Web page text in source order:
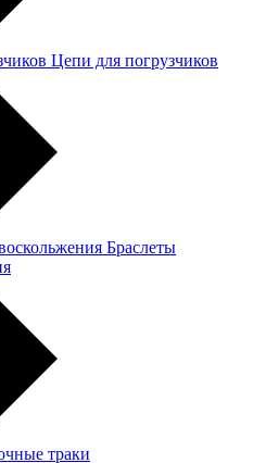
Цепи для погрузчиков
Браслеты